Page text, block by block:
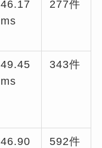
46.17
ms
277件
49.45
ms
343件
46.90
592件